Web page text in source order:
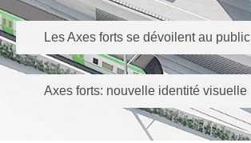
Les Axes forts se dévoilent au public
Axes forts: nouvelle identité visuelle